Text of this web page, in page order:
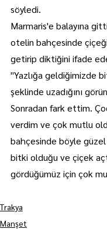
söyledi.
Marmaris'e balayına
otelin bahçesinde
getirip diktiğini ifade
"Yazlığa geldiğimizde
şeklinde uzadığını
Sonradan fark ettim.
verdim ve çok mutlu
bahçesinde böyle
bitki olduğu ve çiçek
gördüğümüz için çok
Trakya
Manşet